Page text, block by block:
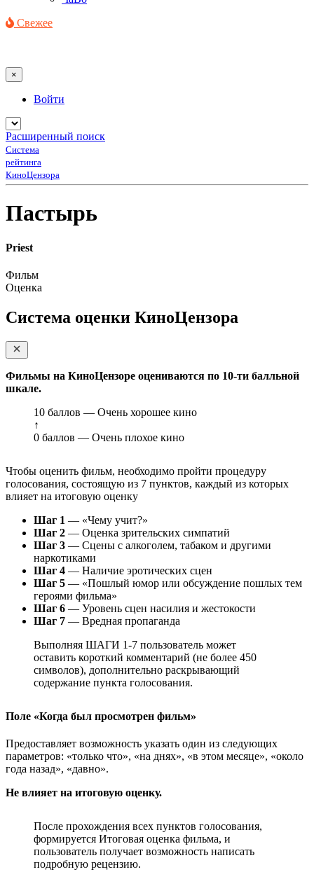
Свежее
×
Войти
Расширенный поиск
Система
рейтинга
КиноЦензора
Пастырь
Priest
Фильм
Оценка
Система оценки КиноЦензора
Фильмы на КиноЦензоре оцениваются по 10-ти балльной
шкале.
10 баллов — Очень хорошее кино
↑
0 баллов — Очень плохое кино
Чтобы оценить фильм, необходимо пройти процедуру
голосования, состоящую из 7 пунктов, каждый из которых
влияет на итоговую оценку
Шаг 1 — «Чему учит?»
Шаг 2 — Оценка зрительских симпатий
Шаг 3 — Сцены с алкоголем, табаком и другими
наркотиками
Шаг 4 — Наличие эротических сцен
Шаг 5 — «Пошлый юмор или обсуждение пошлых тем
героями фильма»
Шаг 6 — Уровень сцен насилия и жестокости
Шаг 7 — Вредная пропаганда
Выполняя ШАГИ 1-7 пользователь может
оставить короткий комментарий (не более 450
символов), дополнительно раскрывающий
содержание пункта голосования.
Поле «Когда был просмотрен фильм»
Предоставляет возможность указать один из следующих
параметров: «только что», «на днях», «в этом месяце», «около
года назад», «давно».
Не влияет на итоговую оценку.
После прохождения всех пунктов голосования,
формируется Итоговая оценка фильма, и
пользователь получает возможность написать
подробную рецензию.